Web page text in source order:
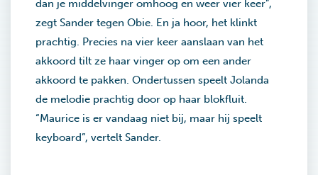
dan je middelvinger omhoog en weer vier keer”,
zegt Sander tegen Obie. En ja hoor, het klinkt
prachtig. Precies na vier keer aanslaan van het
akkoord tilt ze haar vinger op om een ander
akkoord te pakken. Ondertussen speelt Jolanda
de melodie prachtig door op haar blokfluit.
“Maurice is er vandaag niet bij, maar hij speelt
keyboard”, vertelt Sander.